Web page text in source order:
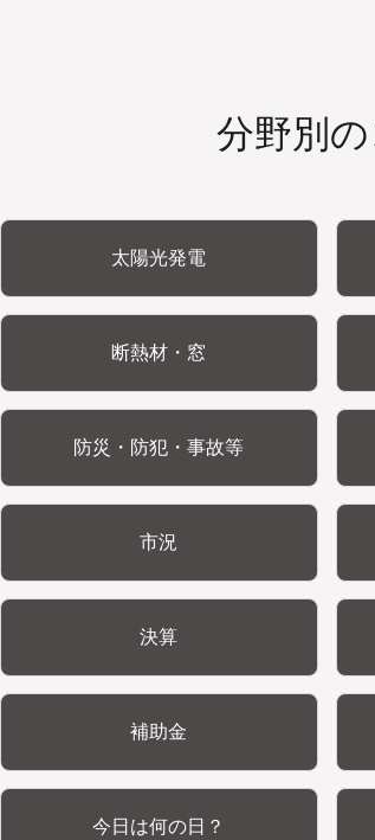
分野別
太陽光発電
断熱材・窓
防災・防犯・事故等
市況
決算
補助金
今日は何の日？